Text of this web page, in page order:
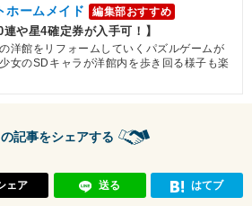
一致するリンクスキル(4)】
戦闘民族サイヤ人
超サイヤ人
サイヤ人の血
限界を超えた姿
一致するカテゴリー(
超サイヤ人を超えた力
気力+1
ATK+30%
ホームメイド 編集部おすすめ
連や星4確定券が入手可！】
洋館をリフォームしていくパズルゲームが
女のSDキャラが洋館内を歩き回る様子も楽
記事をシェアする
ェア 送る はてブ